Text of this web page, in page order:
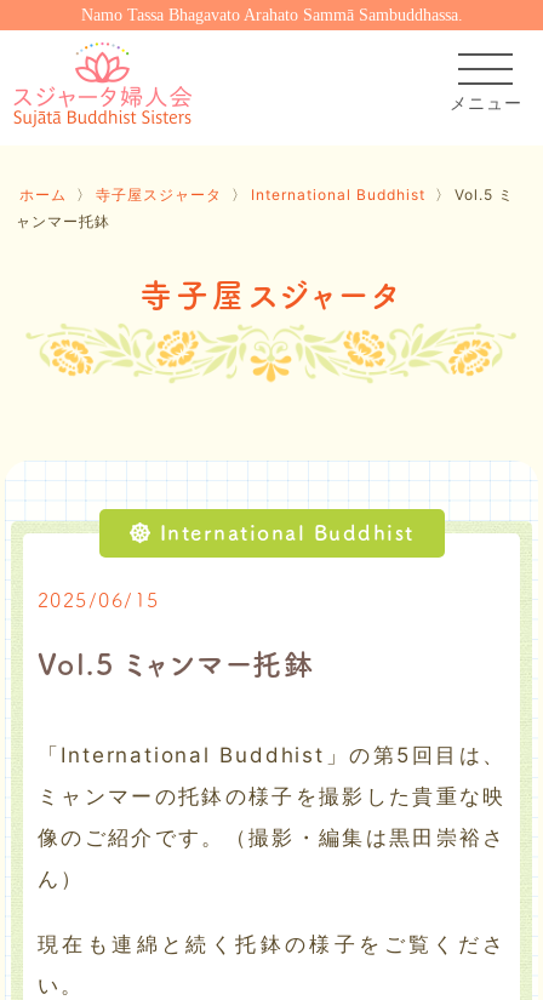
Namo Tassa Bhagavato Arahato Sammā Sambuddhassa.
ホーム 〉 寺子屋スジャータ 〉 International Buddhist 〉
Vol.5 ミ
ャンマー托鉢
寺子屋スジャータ
2025/06/15
International Buddhist
Vol.5 ミャンマー托鉢
「International Buddhist」の第5回目は、
ミャンマーの托鉢の様子を撮影した貴重な映
像のご紹介です。（撮影・編集は黒田崇裕さ
ん）
現在も連綿と続く托鉢の様子をご覧くださ
い。